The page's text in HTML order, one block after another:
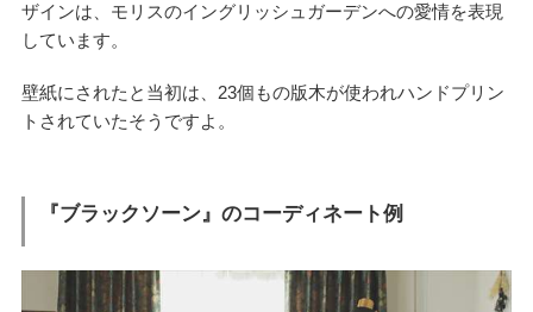
ザインは、モリスのイングリッシュガーデンへの愛情を表現
しています。
壁紙にされたと当初は、23個もの版木が使われハンドプリン
トされていたそうですよ。
『ブラックソーン』のコーディネート例